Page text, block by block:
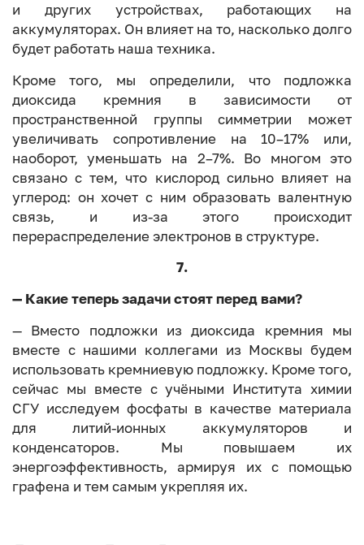
и других устройствах, работающих на
аккумуляторах. Он влияет на то, насколько долго
будет работать наша техника.
Кроме того, мы определили, что подложка
диоксида кремния в зависимости от
пространственной группы симметрии может
увеличивать сопротивление на 10–17% или,
наоборот, уменьшать на 2–7%. Во многом это
связано с тем, что кислород сильно влияет на
углерод: он хочет с ним образовать валентную
связь, и из-за этого происходит
перераспределение электронов в структуре.
7.
— Какие теперь задачи стоят перед вами?
— Вместо подложки из диоксида кремния мы
вместе с нашими коллегами из Москвы будем
использовать кремниевую подложку. Кроме того,
сейчас мы вместе с учёными Института химии
СГУ исследуем фосфаты в качестве материала
для литий-ионных аккумуляторов и
конденсаторов. Мы повышаем их
энергоэффективность, армируя их с помощью
графена и тем самым укрепляя их.